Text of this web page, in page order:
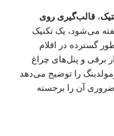
، قالب‌گیری روی
می‌شود، یک تکنیک
گسترده در اقلام
برقی و پنل‌های چراغ
را توضیح می‌دهد
آن را برجسته